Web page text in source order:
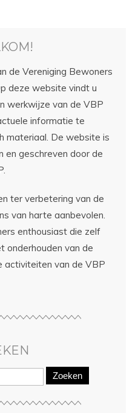
de Vereniging Bewoners
deze website vindt u
werkwijze van de VBP
informatie te
materiaal. De website is
en geschreven door de
ter verbetering van de
van harte aanbevolen.
enthousiast die zelf
onderhouden van de
activiteiten van de VBP
Zoeken